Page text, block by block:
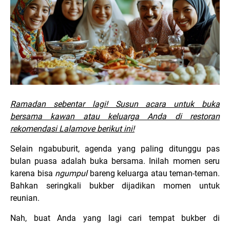
Ramadan sebentar lagi! Susun acara untuk buka
bersama kawan atau keluarga Anda di restoran
rekomendasi Lalamove berikut ini!
Selain ngabuburit, agenda yang paling ditunggu pas
bulan puasa adalah buka bersama. Inilah momen seru
karena bisa ngumpul bareng keluarga atau teman-teman.
Bahkan seringkali bukber dijadikan momen untuk
reunian.
Nah, buat Anda yang lagi cari tempat bukber di